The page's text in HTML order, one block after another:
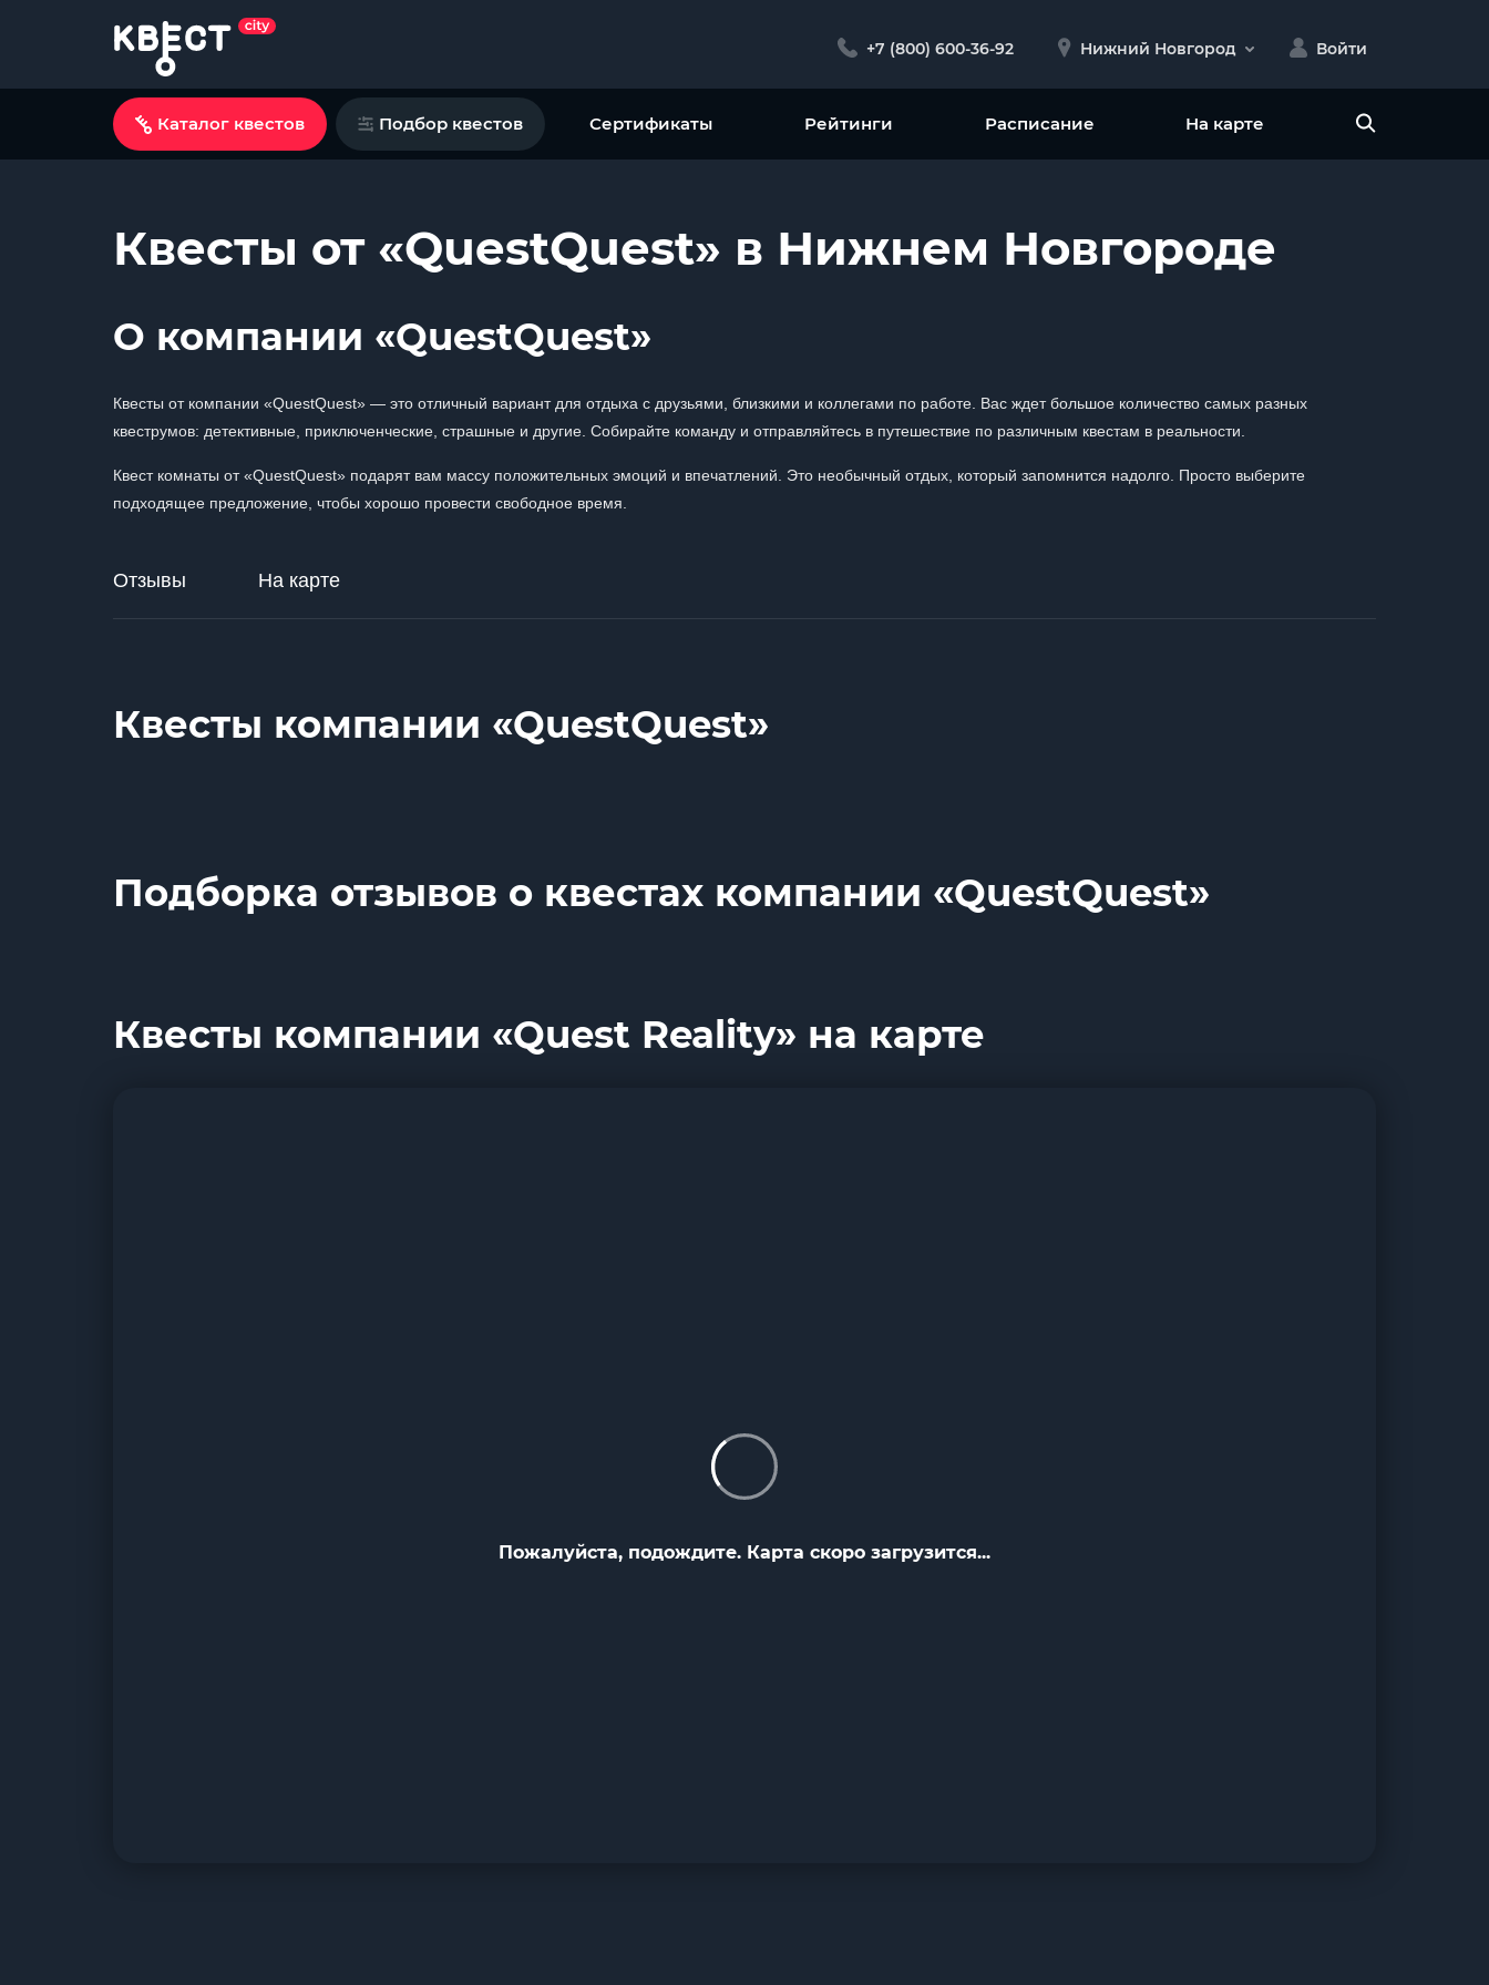
+7 (800) 600-36-92 Нижний Новгород Войти
Каталог квестов Подбор квестов Сертификаты Рейтинги Расписание На карте
Квесты от «QuestQuest» в Нижнем Новгороде
О компании «QuestQuest»
Квесты от компании «QuestQuest» — это отличный вариант для отдыха с друзьями, близкими и коллегами по работе. Вас ждет большое количество самых разных
квеструмов: детективные, приключенческие, страшные и другие. Собирайте команду и отправляйтесь в путешествие по различным квестам в реальности.
Квест комнаты от «QuestQuest» подарят вам массу положительных эмоций и впечатлений. Это необычный отдых, который запомнится надолго. Просто выберите
подходящее предложение, чтобы хорошо провести свободное время.
Отзывы На карте
Квесты компании «QuestQuest»
Подборка отзывов о квестах компании «QuestQuest»
Квесты компании «Quest Reality» на карте
Пожалуйста, подождите. Карта скоро загрузится...